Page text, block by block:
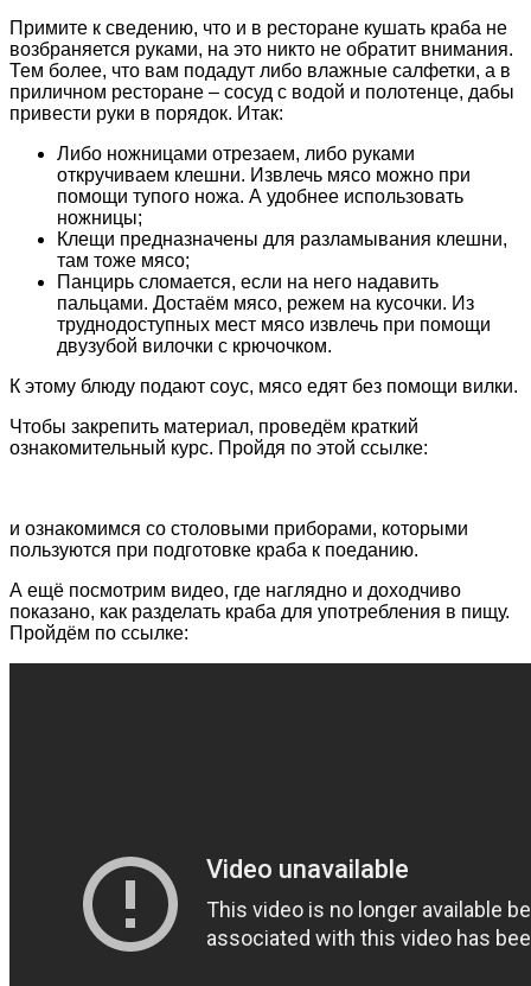
Примите к сведению, что и в ресторане кушать краба не
возбраняется руками, на это никто не обратит внимания.
Тем более, что вам подадут либо влажные салфетки, а в
приличном ресторане – сосуд с водой и полотенце, дабы
привести руки в порядок. Итак:
Либо ножницами отрезаем, либо руками
откручиваем клешни. Извлечь мясо можно при
помощи тупого ножа. А удобнее использовать
ножницы;
Клещи предназначены для разламывания клешни,
там тоже мясо;
Панцирь сломается, если на него надавить
пальцами. Достаём мясо, режем на кусочки. Из
труднодоступных мест мясо извлечь при помощи
двузубой вилочки с крючочком.
К этому блюду подают соус, мясо едят без помощи вилки.
Чтобы закрепить материал, проведём краткий
ознакомительный курс. Пройдя по этой ссылке:
и ознакомимся со столовыми приборами, которыми
пользуются при подготовке краба к поеданию.
А ещё посмотрим видео, где наглядно и доходчиво
показано, как разделать краба для употребления в пищу.
Пройдём по ссылке: